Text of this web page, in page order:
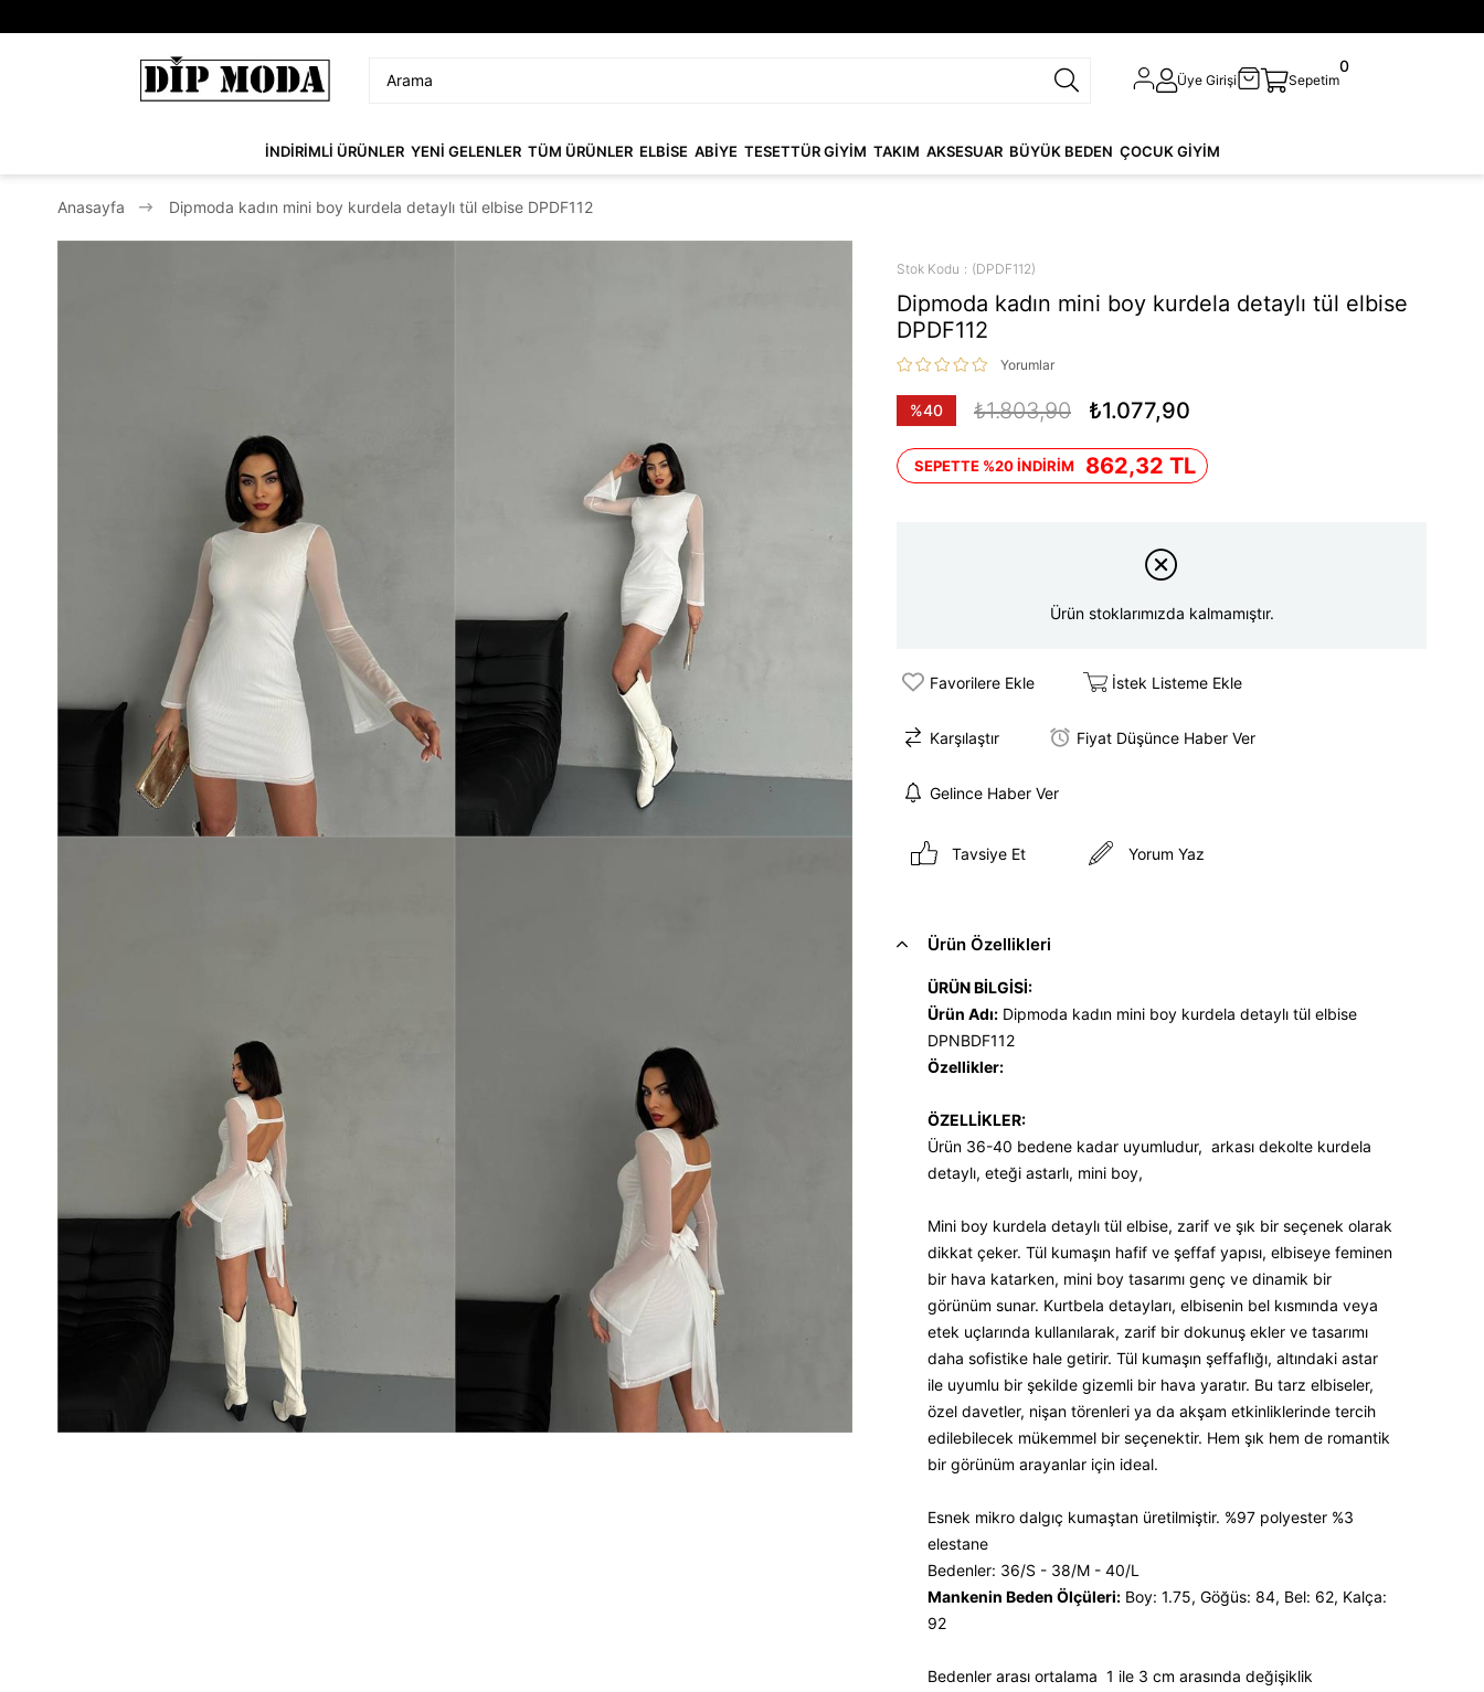
Üye Girişi Sepetim
0
İNDİRİMLİ ÜRÜNLER YENİ GELENLER TÜM ÜRÜNLER ELBİSE ABİYE TESETTÜR GİYİM TAKIM AKSESUAR BÜYÜK BEDEN ÇOCUK GİYİM
Anasayfa Dipmoda kadın mini boy kurdela detaylı tül elbise DPDF112
Stok Kodu (DPDF112)
Dipmoda kadın mini boy kurdela detaylı tül elbise
DPDF112
Yorumlar
%40
₺1.803,90 ₺1.077,90
SEPETTE %20 İNDİRİM 862,32 TL
Ürün stoklarımızda kalmamıştır.
Favorilere Ekle İstek Listeme Ekle
Karşılaştır Fiyat Düşünce Haber Ver
Gelince Haber Ver
Tavsiye Et Yorum Yaz
Ürün Özellikleri
ÜRÜN BİLGİSİ:
Ürün Adı: Dipmoda kadın mini boy kurdela detaylı tül elbise
DPNBDF112
Özellikler:
ÖZELLİKLER:
Ürün 36-40 bedene kadar uyumludur, arkası dekolte kurdela
detaylı, eteği astarlı, mini boy,
Mini boy kurdela detaylı tül elbise, zarif ve şık bir seçenek olarak
dikkat çeker. Tül kumaşın hafif ve şeffaf yapısı, elbiseye feminen
bir hava katarken, mini boy tasarımı genç ve dinamik bir
görünüm sunar. Kurtbela detayları, elbisenin bel kısmında veya
etek uçlarında kullanılarak, zarif bir dokunuş ekler ve tasarımı
daha sofistike hale getirir. Tül kumaşın şeffaflığı, altındaki astar
ile uyumlu bir şekilde gizemli bir hava yaratır. Bu tarz elbiseler,
özel davetler, nişan törenleri ya da akşam etkinliklerinde tercih
edilebilecek mükemmel bir seçenektir. Hem şık hem de romantik
bir görünüm arayanlar için ideal.
Esnek mikro dalgıç kumaştan üretilmiştir. %97 polyester %3
elestane
Bedenler: 36/S - 38/M - 40/L
Mankenin Beden Ölçüleri: Boy: 1.75, Göğüs: 84, Bel: 62, Kalça:
92
Bedenler arası ortalama 1 ile 3 cm arasında değişiklik